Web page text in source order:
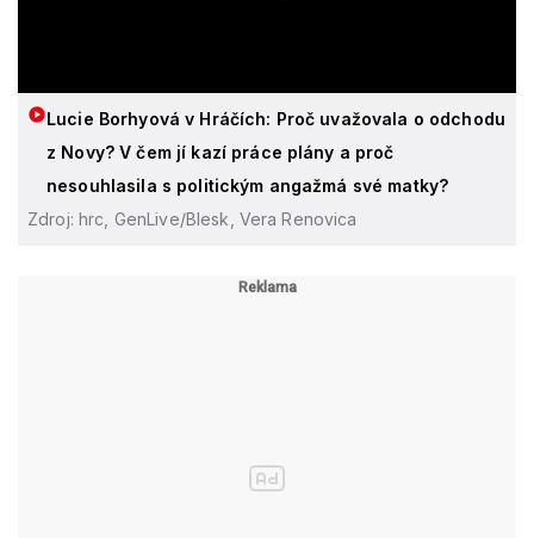
Lucie Borhyová v Hráčích: Proč uvažovala o odchodu
z Novy? V čem jí kazí práce plány a proč
nesouhlasila s politickým angažmá své matky?
Zdroj: hrc, GenLive/Blesk, Vera Renovica